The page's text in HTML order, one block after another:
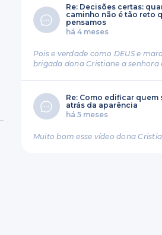
Re: Decisões certas:
caminho não é tão reto
pensamos
há 4 meses
Pois e verdade como DEUS e
brigada dona Cristiane a senhora
Re: Como edificar quem
atrás da aparência
há 5 meses
Muito bom esse vídeo dona